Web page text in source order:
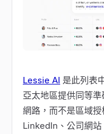
Lessie AI 是此列表
亞太地區提供同等
網路，而不是區域
LinkedIn、公司網